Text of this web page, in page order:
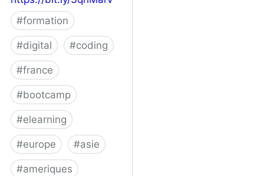
#formation
#digital #coding
#france
#bootcamp
#elearning
#europe #asie
#ameriques